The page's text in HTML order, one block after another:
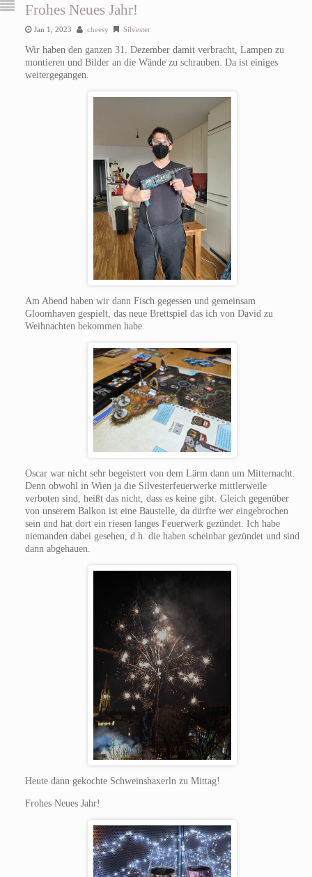
Frohes Neues Jahr!
Jan 1, 2023 cheesy Silvester
Wir haben den ganzen 31. Dezember damit verbracht, Lampen zu
montieren und Bilder an die Wände zu schrauben. Da ist einiges
weitergegangen.
Am Abend haben wir dann Fisch gegessen und gemeinsam
Gloomhaven gespielt, das neue Brettspiel das ich von David zu
Weihnachten bekommen habe.
Oscar war nicht sehr begeistert von dem Lärm dann um Mitternacht.
Denn obwohl in Wien ja die Silvesterfeuerwerke mittlerweile
verboten sind, heißt das nicht, dass es keine gibt. Gleich gegenüber
von unserem Balkon ist eine Baustelle, da dürfte wer eingebrochen
sein und hat dort ein riesen langes Feuerwerk gezündet. Ich habe
niemanden dabei gesehen, d.h. die haben scheinbar gezündet und sind
dann abgehauen.
Heute dann gekochte Schweinshaxerln zu Mittag!
Frohes Neues Jahr!